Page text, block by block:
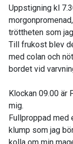
Uppstigning kl
tröttheten som
Till frukost blev
med colan och
bordet vid
Klockan 09.00 är
mig.
Fullproppad med
klump som jag